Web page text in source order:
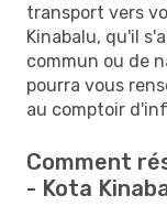
transport vers
Kinabalu, qu'il
commun ou de
pourra vous
au comptoir
Comment
- Kota